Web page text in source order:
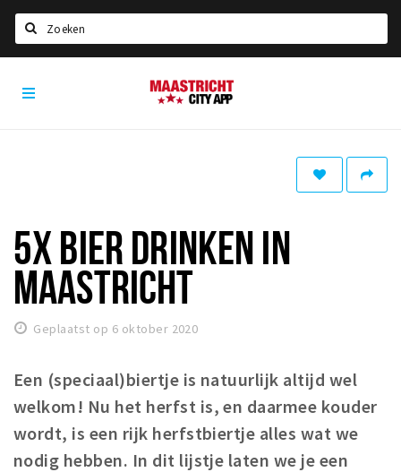
Home
Eten
Drinken
Slapen
Winkels
Winkelgebieden
Parkeren
Maastricht
City
5X BIER DRINKEN IN
MAASTRICHT
Geplaatst op 6 oktober 2020
Een (speciaal)biertje is natuurlijk altijd wel
welkom! Nu het herfst is, en daarmee kouder
wordt, is een rijk herfstbiertje alles wat we
nodig hebben. In dit lijstje laten we je een